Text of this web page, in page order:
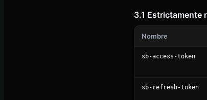
3.1 Estrictamente
Nombre
sb-access-token
sb-refresh-token